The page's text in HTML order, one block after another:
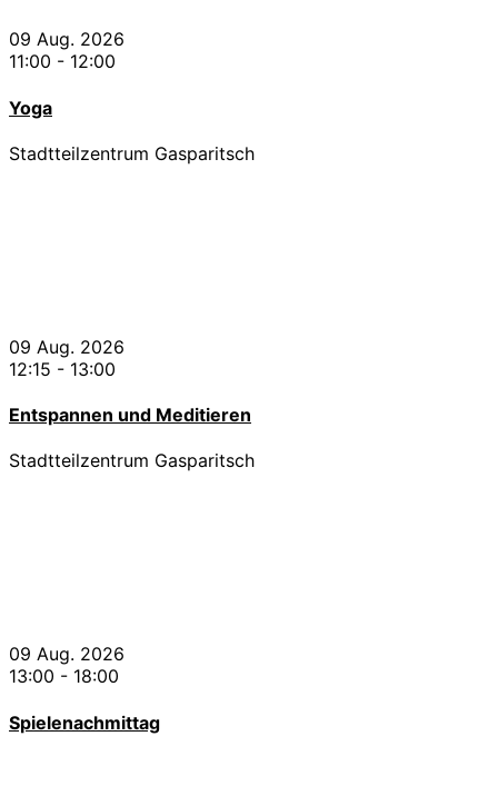
09 Aug. 2026
11:00 - 12:00
Yoga
Stadtteilzentrum Gasparitsch
09 Aug. 2026
12:15 - 13:00
Entspannen und Meditieren
Stadtteilzentrum Gasparitsch
09 Aug. 2026
13:00 - 18:00
Spielenachmittag